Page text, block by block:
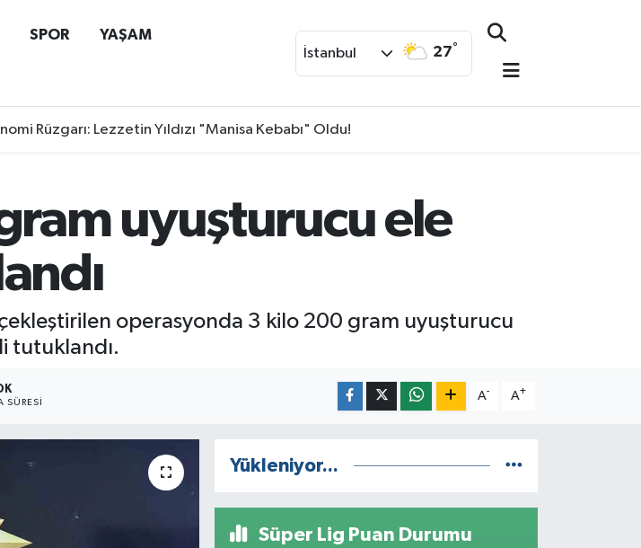
SPOR YAŞAM
İstanbul 27°
Rüzgarı: Lezzetin Yıldızı "Manisa Kebabı" Oldu!
uyuşturucu ele
operasyonda 3 kilo 200 gram uyuşturucu
tutuklandı.
SÜRESI
A- A+
Yükleniyor...
Süper Lig Puan Durumu